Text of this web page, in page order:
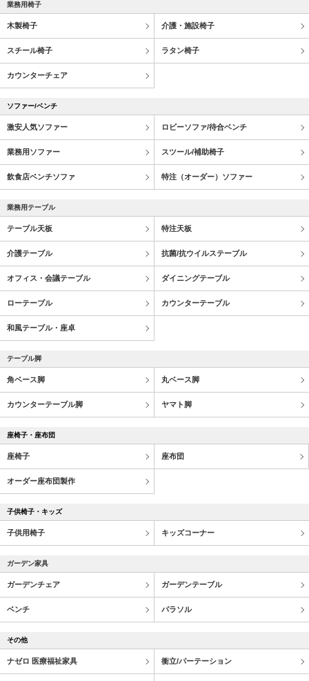
業務用椅子
木製椅子 介護・施設椅子
スチール椅子 ラタン椅子
カウンターチェア
ソファー/ベンチ
激安人気ソファー ロビーソファ/待合ベンチ
業務用ソファー スツール/補助椅子
飲食店ベンチソファ 特注（オーダー）ソファー
業務用テーブル
テーブル天板 特注天板
介護テーブル 抗菌/抗ウイルステーブル
オフィス・会議テーブル ダイニングテーブル
ローテーブル カウンターテーブル
和風テーブル・座卓
テーブル脚
角ベース脚 丸ベース脚
カウンターテーブル脚 ヤマト脚
座椅子・座布団
座椅子 座布団
オーダー座布団製作
子供椅子・キッズ
子供用椅子 キッズコーナー
ガーデン家具
ガーデンチェア ガーデンテーブル
ベンチ パラソル
その他
ナゼロ 医療福祉家具 衝立/パーテーション